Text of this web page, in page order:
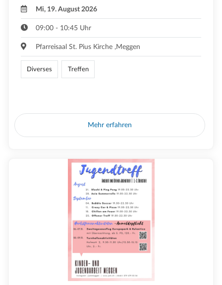
Mi, 19. August 2026
09:00 - 10:45 Uhr
Pfarreisaal St. Pius Kirche ,Meggen
Diverses Treffen
Mehr erfahren